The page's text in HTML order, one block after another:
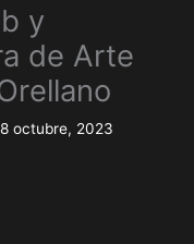
y
de Arte
octubre, 2023